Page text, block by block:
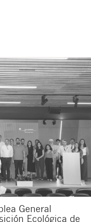
General
Ecológica de